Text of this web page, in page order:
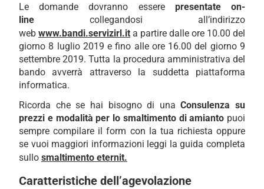
Le domande dovranno essere presentate on-
line collegandosi all’indirizzo
web www.bandi.servizirl.it a partire dalle ore 10.00 del
giorno 8 luglio 2019 e fino alle ore 16.00 del giorno 9
settembre 2019. Tutta la procedura amministrativa del
bando avverrà attraverso la suddetta piattaforma
informatica.
Ricorda che se hai bisogno di unaConsulenza su
prezzi e modalità per lo smaltimento di amianto puoi
sempre compilare il form con la tua richiesta oppure
se vuoi maggiori informazioni leggi la guida completa
sullo smaltimento eternit.
Caratteristiche dell’agevolazione